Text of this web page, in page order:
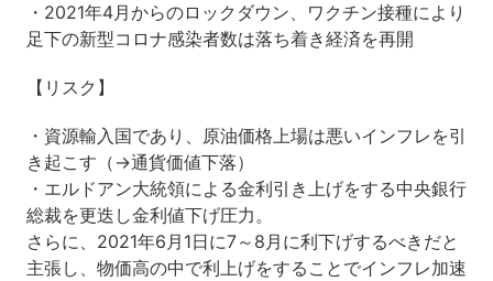
・2021年4月からのロックダウン、ワクチン接種により
足下の新型コロナ感染者数は落ち着き経済を再開
【リスク】
・資源輸入国であり、原油価格上場は悪いインフレを引
き起こす（→通貨価値下落）
・エルドアン大統領による金利引き上げをする中央銀行
総裁を更迭し金利値下げ圧力。
さらに、2021年6月1日に7～8月に利下げするべきだと
主張し、物価高の中で利上げをすることでインフレ加速